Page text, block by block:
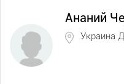
Ананий
Украина